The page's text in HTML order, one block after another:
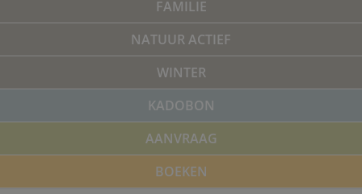
FAMILIE
NATUUR ACTIEF
WINTER
KADOBON
AANVRAAG
BOEKEN